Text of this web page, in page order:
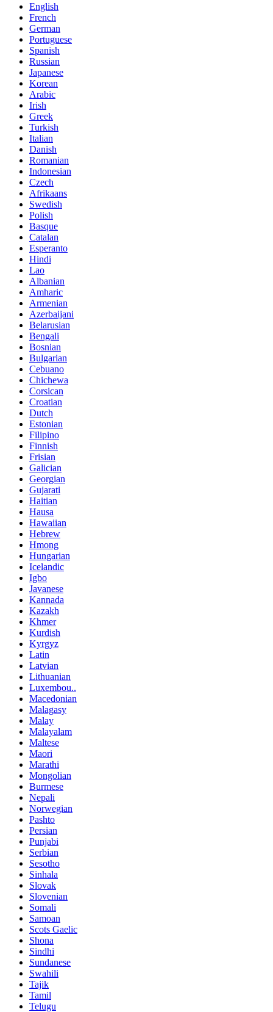
English
French
German
Portuguese
Spanish
Russian
Japanese
Korean
Arabic
Irish
Greek
Turkish
Italian
Danish
Romanian
Indonesian
Czech
Afrikaans
Swedish
Polish
Basque
Catalan
Esperanto
Hindi
Lao
Albanian
Amharic
Armenian
Azerbaijani
Belarusian
Bengali
Bosnian
Bulgarian
Cebuano
Chichewa
Corsican
Croatian
Dutch
Estonian
Filipino
Finnish
Frisian
Galician
Georgian
Gujarati
Haitian
Hausa
Hawaiian
Hebrew
Hmong
Hungarian
Icelandic
Igbo
Javanese
Kannada
Kazakh
Khmer
Kurdish
Kyrgyz
Latin
Latvian
Lithuanian
Luxembou..
Macedonian
Malagasy
Malay
Malayalam
Maltese
Maori
Marathi
Mongolian
Burmese
Nepali
Norwegian
Pashto
Persian
Punjabi
Serbian
Sesotho
Sinhala
Slovak
Slovenian
Somali
Samoan
Scots Gaelic
Shona
Sindhi
Sundanese
Swahili
Tajik
Tamil
Telugu